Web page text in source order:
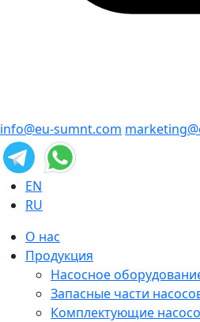
info@eu-sumnt.com
EN
RU
О нас
Продукция
Насосное
Запасные части
Комплектующие